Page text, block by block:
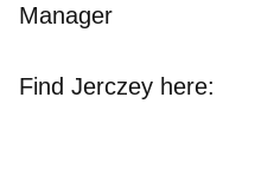
Manager
Find Jerczey here: